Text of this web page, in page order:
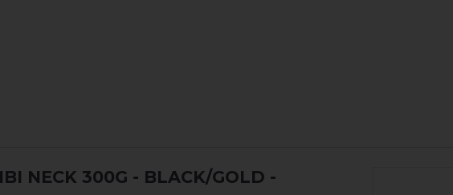
NECK 300G - BLACK/GOLD -